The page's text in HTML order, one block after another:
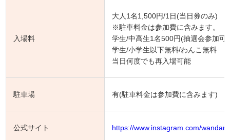
入場料
大人1名1,500円/1日(当日券のみ)
※駐車料金は参加費に含みます。
学生/中高生1名500円(抽選会参加可
学生/小学生以下無料/わんこ無料
当日何度でも再入場可能
駐車場 有(駐車料金は参加費に含みます)
公式サイト https://www.instagram.com/